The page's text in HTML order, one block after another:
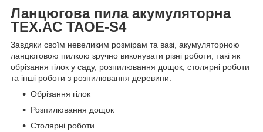
Ланцюгова пила акумуляторна
TEX.AC ТАOE-S4
Завдяки своїм невеликим розмірам та вазі, акумуляторною
ланцюговою пилкою зручно виконувати різні роботи, такі як
обрізання гілок у саду, розпилювання дощок, столярні роботи
та інші роботи з розпилювання деревини.
Обрізання гілок
Розпилювання дощок
Столярні роботи